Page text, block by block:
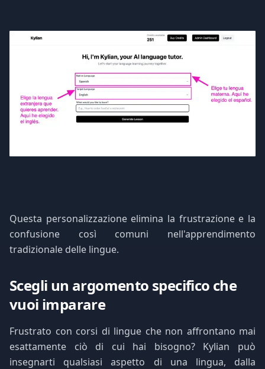
Questa personalizzazione elimina la frustrazione e la
confusione così comuni nell'apprendimento
tradizionale delle lingue.
Scegli un argomento specifico che
vuoi imparare
Frustrato con corsi di lingue che non affrontano mai
esattamente ciò di cui hai bisogno? Kylian può
insegnarti qualsiasi aspetto di una lingua, dalla